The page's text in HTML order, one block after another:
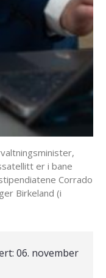
er i bane
Corrado
Birkeland (i
06. november